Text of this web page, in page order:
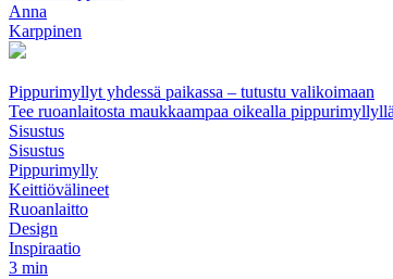
Anna
Karppinen
Pippurimyllyt yhdessä paikassa – tutustu valikoimaan
Tee ruoanlaitosta maukkaampaa oikealla pippurimyllyllä
Sisustus
Sisustus
Pippurimylly
Keittiövälineet
Ruoanlaitto
Design
Inspiraatio
3 min